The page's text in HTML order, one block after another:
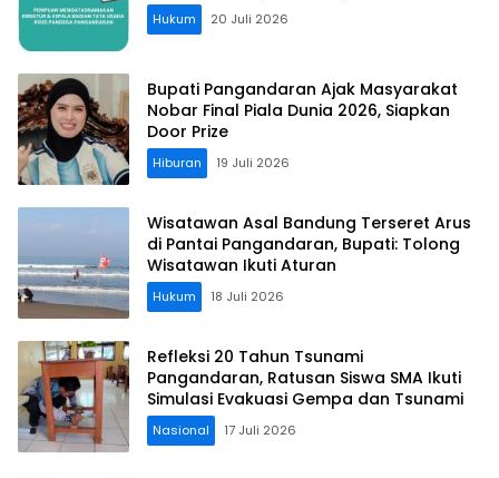
Hukum 20 Juli 2026
Bupati Pangandaran Ajak Masyarakat
Nobar Final Piala Dunia 2026, Siapkan
Door Prize
Hiburan 19 Juli 2026
Wisatawan Asal Bandung Terseret Arus
di Pantai Pangandaran, Bupati: Tolong
Wisatawan Ikuti Aturan
Hukum 18 Juli 2026
Refleksi 20 Tahun Tsunami
Pangandaran, Ratusan Siswa SMA Ikuti
Simulasi Evakuasi Gempa dan Tsunami
Nasional 17 Juli 2026